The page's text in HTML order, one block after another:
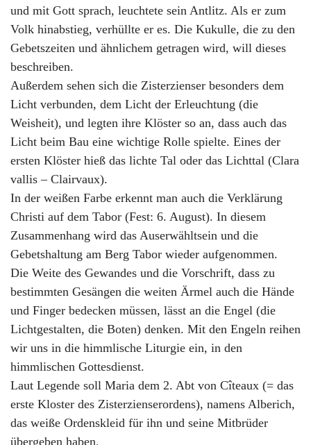
und mit Gott sprach, leuchtete sein Antlitz. Als er zum
Volk hinabstieg, verhüllte er es. Die Kukulle, die zu den
Gebetszeiten und ähnlichem getragen wird, will dieses
beschreiben.
Außerdem sehen sich die Zisterzienser besonders dem
Licht verbunden, dem Licht der Erleuchtung (die
Weisheit), und legten ihre Klöster so an, dass auch das
Licht beim Bau eine wichtige Rolle spielte. Eines der
ersten Klöster hieß das lichte Tal oder das Lichttal (Clara
vallis – Clairvaux).
In der weißen Farbe erkennt man auch die Verklärung
Christi auf dem Tabor (Fest: 6. August). In diesem
Zusammenhang wird das Auserwähltsein und die
Gebetshaltung am Berg Tabor wieder aufgenommen.
Die Weite des Gewandes und die Vorschrift, dass zu
bestimmten Gesängen die weiten Ärmel auch die Hände
und Finger bedecken müssen, lässt an die Engel (die
Lichtgestalten, die Boten) denken. Mit den Engeln reihen
wir uns in die himmlische Liturgie ein, in den
himmlischen Gottesdienst.
Laut Legende soll Maria dem 2. Abt von Cîteaux (= das
erste Kloster des Zisterzienserordens), namens Alberich,
das weiße Ordenskleid für ihn und seine Mitbrüder
übergeben haben.